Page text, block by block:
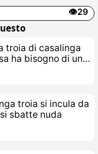
👁️29
troia di casalinga
ha bisogno di un
enorme
troia si incula da
sbatte nuda